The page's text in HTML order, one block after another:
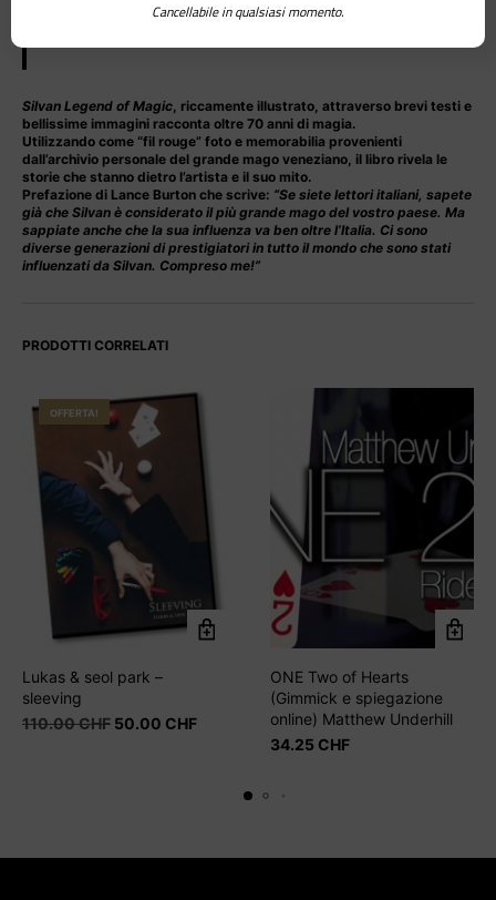
Non aspettare che sia esaurito, ACQUISTALO subito!
Silvan Legend of Magic, riccamente illustrato, attraverso brevi testi e
bellissime immagini racconta oltre 70 anni di magia.
Utilizzando come “fil rouge” foto e memorabilia provenienti
dall’archivio personale del grande mago veneziano, il libro rivela le
storie che stanno dietro l’artista e il suo mito.
Prefazione di Lance Burton che scrive: “Se siete lettori italiani, sapete
già che Silvan è considerato il più grande mago del vostro paese. Ma
sappiate anche che la sua influenza va ben oltre l’Italia. Ci sono
diverse generazioni di prestigiatori in tutto il mondo che sono stati
influenzati da Silvan. Compreso me!”
PRODOTTI CORRELATI
OFFERTA!
Lukas & seol park –
sleeving
110.00CHF Il
50.00 CHFIl
ONE Two of Hearts
(Gimmick e spiegazione
online) Matthew Underhill
34.25 CHF
Cancellabile in qualsiasi momento.